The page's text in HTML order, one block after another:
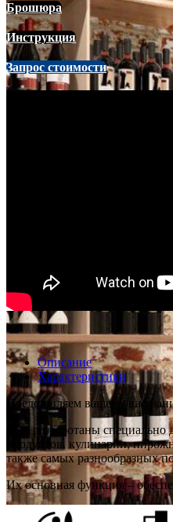
Брошюра
Инструкция
Запрос стоимости
Описание
Характеристики
Представляем вашему
Они разработаны
продуктов, кулинарии,
также самых разнообразных
Их основная функция –